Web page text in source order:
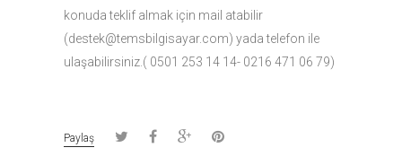
konuda teklif almak için mail atabilir
(destek@temsbilgisayar.com) yada telefon ile
ulaşabilirsiniz.( 0501 253 14 14- 0216 471 06 79)
Paylaş